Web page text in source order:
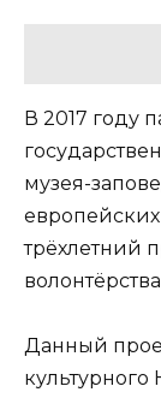
В 2017 году
музея-
трёхлетний
Данный